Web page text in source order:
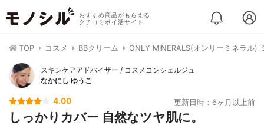
おすすめ商品がもらえる
クチコミポイ活サイト
TOP コスメ BBクリーム ONLY MINERALS(オンリーミネラル)
スキンケアアドバイザー / コスメコンシェルジュ
なかにし ゆうこ
4.00 更新日時：6ヶ月以上前
しっかりカバー 自然なツヤ肌に。